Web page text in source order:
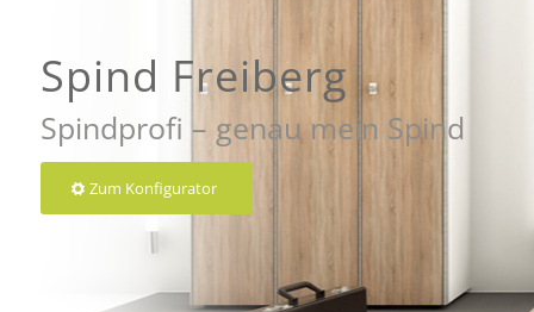
Spind Freiberg
Spindprofi – genau mein Spind
Zum Konfigurator